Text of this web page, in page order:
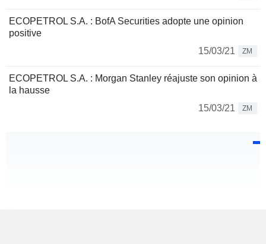
ECOPETROL S.A. : BofA Securities adopte une opinion
positive
15/03/21
ZM
ECOPETROL S.A. : Morgan Stanley réajuste son opinion à
la hausse
15/03/21
ZM